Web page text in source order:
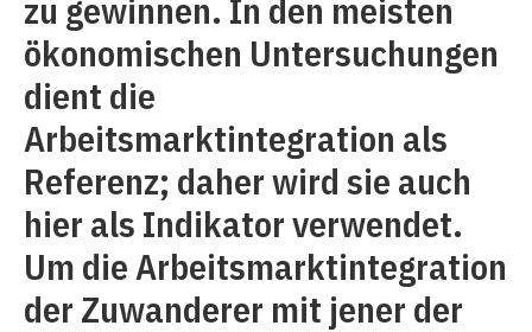
zu gewinnen. In den meisten
ökonomischen Untersuchungen
dient die
Arbeitsmarktintegration als
Referenz; daher wird sie auch
hier als Indikator verwendet.
Um die Arbeitsmarktintegration
der Zuwanderer mit jener der